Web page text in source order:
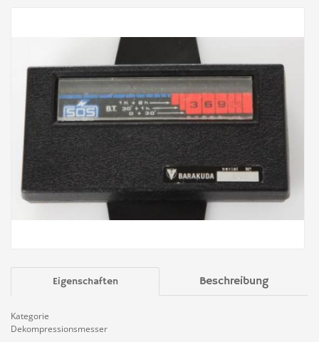
Eigenschaften Beschreibung
Kategorie
Dekompressionsmesser